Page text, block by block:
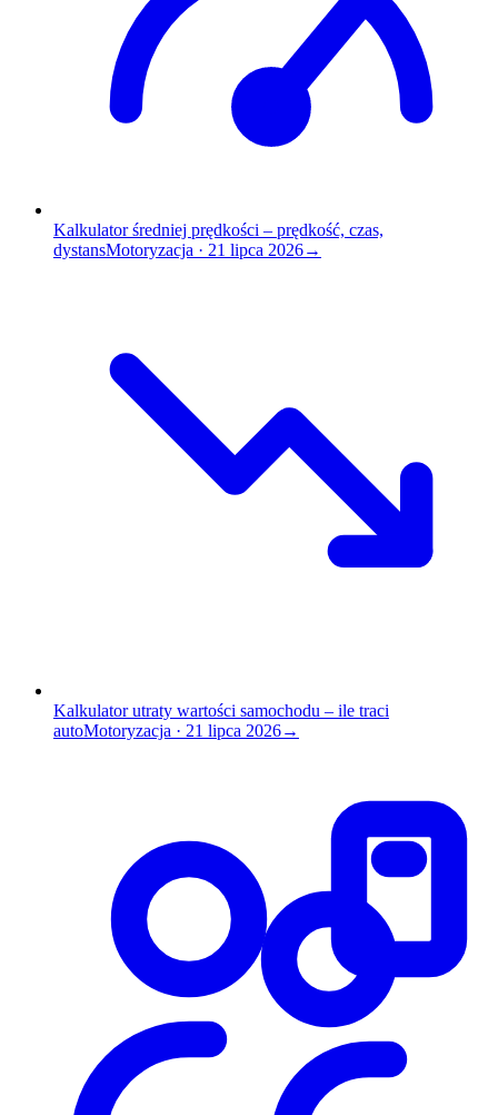
Kalkulator średniej prędkości – prędkość, czas,
dystansMotoryzacja · 21 lipca 2026→
Kalkulator utraty wartości samochodu – ile traci
autoMotoryzacja · 21 lipca 2026→